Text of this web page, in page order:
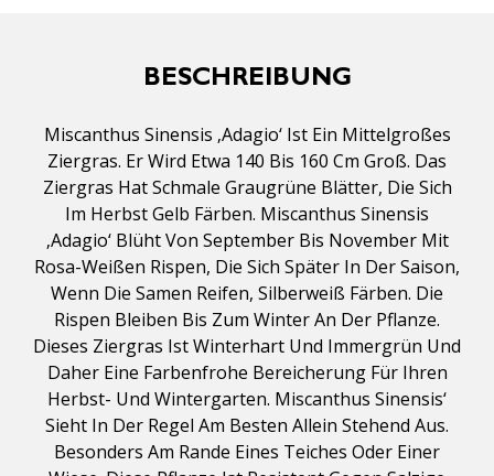
BESCHREIBUNG
Miscanthus Sinensis ‚Adagio‘ Ist Ein Mittelgroßes
Ziergras. Er Wird Etwa 140 Bis 160 Cm Groß. Das
Ziergras Hat Schmale Graugrüne Blätter, Die Sich
Im Herbst Gelb Färben. Miscanthus Sinensis
‚Adagio‘ Blüht Von September Bis November Mit
Rosa-Weißen Rispen, Die Sich Später In Der Saison,
Wenn Die Samen Reifen, Silberweiß Färben. Die
Rispen Bleiben Bis Zum Winter An Der Pflanze.
Dieses Ziergras Ist Winterhart Und Immergrün Und
Daher Eine Farbenfrohe Bereicherung Für Ihren
Herbst- Und Wintergarten. Miscanthus Sinensis‘
Sieht In Der Regel Am Besten Allein Stehend Aus.
Besonders Am Rande Eines Teiches Oder Einer